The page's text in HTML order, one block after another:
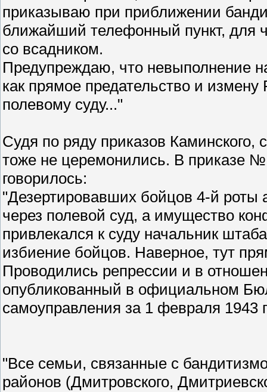
приказываю при приближении
ближайший телефонный пункт, для
со всадником.
Предупреждаю, что невыполнение
как прямое предательство и
полевому суду..."
Судя по ряду приказов
тоже не церемонились. В приказе №
говорилось:
"Дезертировавших бойцов 4-й роты
через полевой суд, а имущество
привлекался к суду начальник
избиение бойцов. Наверное, тут
Проводились репрессии и в
опубликованный в официальном
самоуправления за 1 февраля 1943
"Все семьи, связанные с
районов (Дмитровского,